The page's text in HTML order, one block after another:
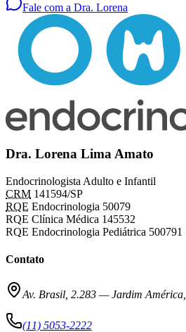
Fale com a Dra. Lorena
Dra. Lorena Lima Amato
Endocrinologista Adulto e Infantil
CRM 141594/SP
RQE Endocrinologia 50079
RQE Clínica Médica 145532
RQE Endocrinologia Pediátrica 500791
Contato
Av. Brasil, 2.283 —Jardim
(11) 5053-2222